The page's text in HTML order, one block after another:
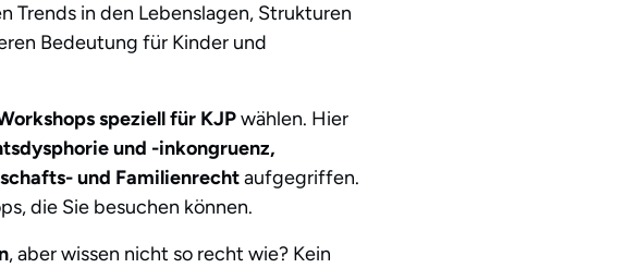
Trends in den Lebenslagen, Strukturen
Bedeutung für Kinder und
speziell für KJPwählen. Hier
und -inkongruenz,
und Familienrechtaufgegriffen.
die Sie besuchen können.
, aber wissen nicht so recht wie? Kein